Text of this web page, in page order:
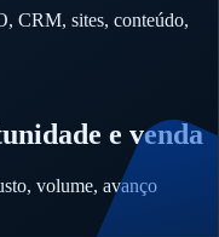
CRM, sites, conteúdo,
e venda
volume, avanço